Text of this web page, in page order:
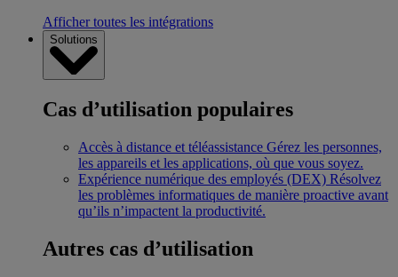
Afficher toutes les intégrations
Solutions
Cas d’utilisation populaires
Accès à distance et téléassistance Gérez les personnes,
les appareils et les applications, où que vous soyez.
Expérience numérique des employés (DEX) Résolvez
les problèmes informatiques de manière proactive avant
qu’ils n’impactent la productivité.
Autres cas d’utilisation